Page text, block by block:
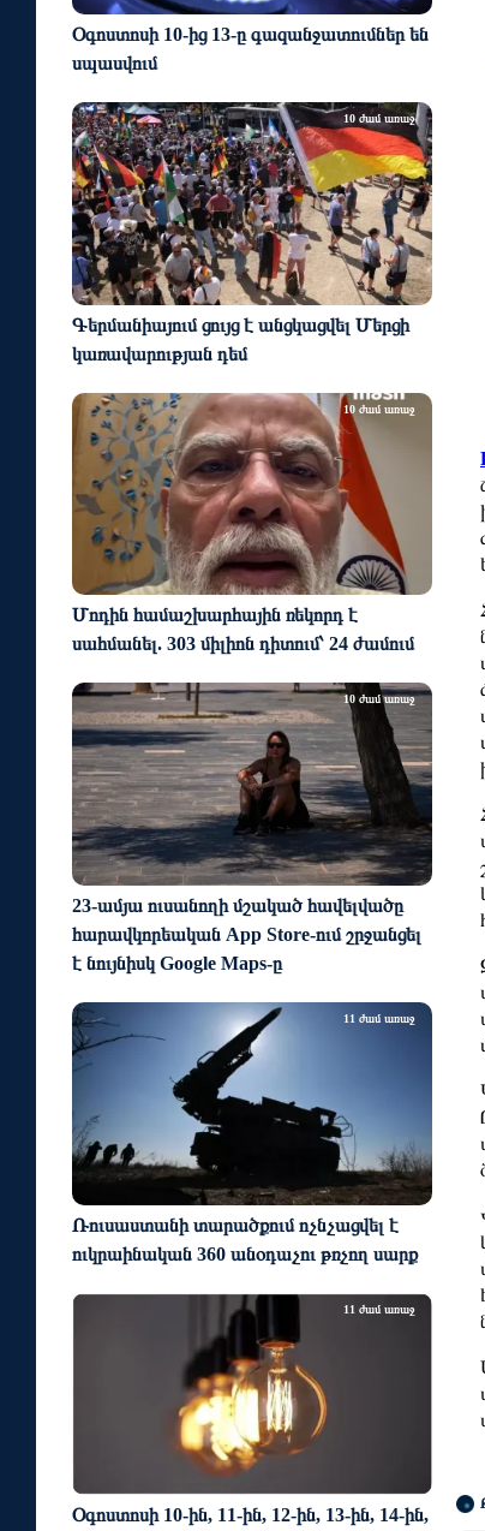
Օգոստոսի 10-ից 13-ը գազանջատումներ են
սպասվում
Գերմանիայում ցույց է անցկացվել Մերցի
կառավարության դեմ
10 ժամ առաջ
Մոդին համաշխարհային ռեկորդ է
սահմանել. 303 միլիոն դիտում՝ 24 ժամում
10 ժամ առաջ
23-ամյա ուսանողի մշակած հավելվածը
հարավկորեական App Store-ում շրջանցել
է նույնիսկ Google Maps-ը
10 ժամ առաջ
Ռուսաստանի տարածքում ոչնչացվել է
ուկրաինական 360 անօդաչու թռչող սարք
11 ժամ առաջ
Օգոստոսի 10-ին, 11-ին, 12-ին, 13-ին, 14-ին,
11 ժամ առաջ